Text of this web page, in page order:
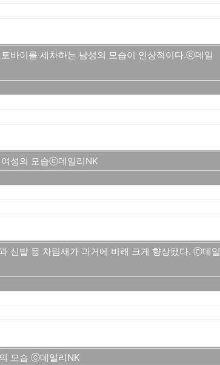
바이를 세차하는 남성의 모습이 인상적이다.ⓒ데일
성의 모습ⓒ데일리NK
신발 등 차림새가 과거에 비해 크게 향상됐다. ⓒ데일
모습 ⓒ데일리NK